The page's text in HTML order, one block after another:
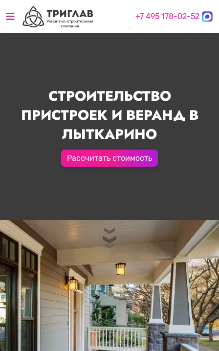
+7 495 178-02-52
СТРОИТЕЛЬСТВО
ПРИСТРОЕК И ВЕРАНД В
ЛЫТКАРИНО
Рассчитать стоимость